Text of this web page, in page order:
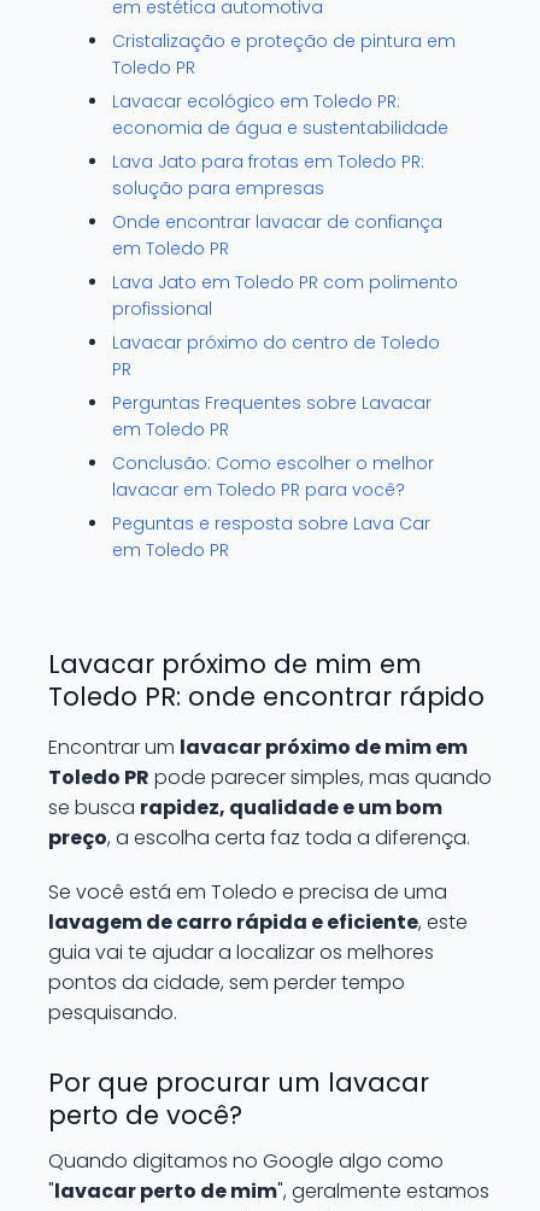
em estética automotiva
Cristalização e proteção de pintura em
Toledo PR
Lavacar ecológico em Toledo PR:
economia de água e sustentabilidade
Lava Jato para frotas em Toledo PR:
solução para empresas
Onde encontrar lavacar de confiança
em Toledo PR
Lava Jato em Toledo PR com polimento
profissional
Lavacar próximo do centro de Toledo
PR
Perguntas Frequentes sobre Lavacar
em Toledo PR
Conclusão: Como escolher o melhor
lavacar em Toledo PR para você?
Peguntas e resposta sobre Lava Car
em Toledo PR
Lavacar próximo de mim em
Toledo PR: onde encontrar rápido
Encontrar um lavacar próximo de mim em
Toledo PR pode parecer simples, mas quando
se busca rapidez, qualidade e um bom
preço, a escolha certa faz toda a diferença.
Se você está em Toledo e precisa de uma
lavagem de carro rápida e eficiente, este
guia vai te ajudar a localizar os melhores
pontos da cidade, sem perder tempo
pesquisando.
Por que procurar um lavacar
perto de você?
Quando digitamos no Google algo como
"lavacar perto de mim", geralmente estamos